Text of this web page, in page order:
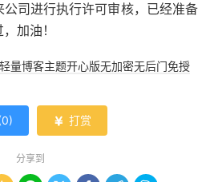
司进行执行许可审核，已经准备
加油！
量博客主题开心版无加密无后门免授
0)  打赏
分享到